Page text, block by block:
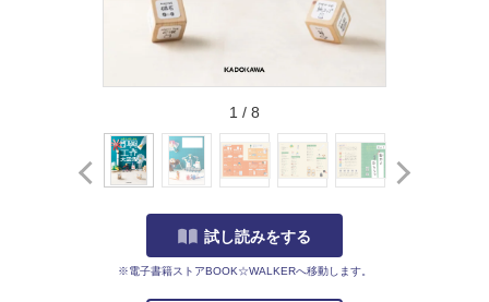
1 / 8
試し読みをする
※電子書籍ストアBOOK☆WALKERへ移動します。